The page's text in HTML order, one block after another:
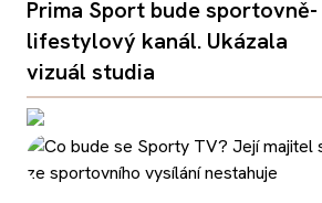
Prima Sport bude sportovně-
lifestylový kanál. Ukázala
vizuál studia